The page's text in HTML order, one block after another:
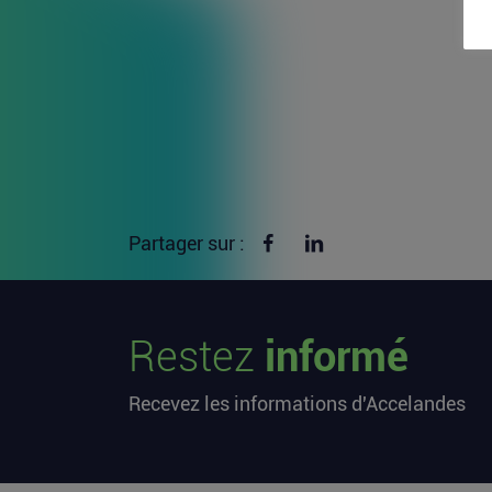
Partager sur : Partager sur Facebook
Restez informé
Recevez les informations d'Accelandes